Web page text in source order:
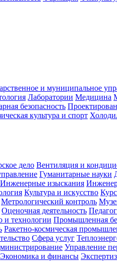
и муниципальное
Лаборатории Медицина
безопасность
культура и спорт
дело Вентиляция и
Гуманитарные науки
Инженерные изыскания
Культура и искусство
Метрологический контроль
Оценочная деятельность
и технологии Промышленная
Ракетно-космическая
Сфера услуг
Управление
Экономика и финансы